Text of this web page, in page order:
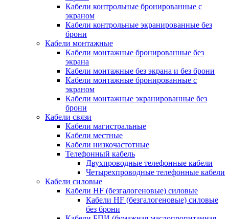
Кабели контрольные бронированные с
экраном
Кабели контрольные экранированные без
брони
Кабели монтажные
Кабели монтажные бронированные без
экрана
Кабели монтажные без экрана и без брони
Кабели монтажные бронированные с
экраном
Кабели монтажные экранированные без
брони
Кабели связи
Кабели магистральные
Кабели местные
Кабели низкочастотные
Телефонный кабель
Двухпроводные телефонные кабели
Четырехпроводные телефонные кабели
Кабели силовые
Кабели HF (безгалогеновые) силовые
Кабели HF (безгалогеновые) силовые
без брони